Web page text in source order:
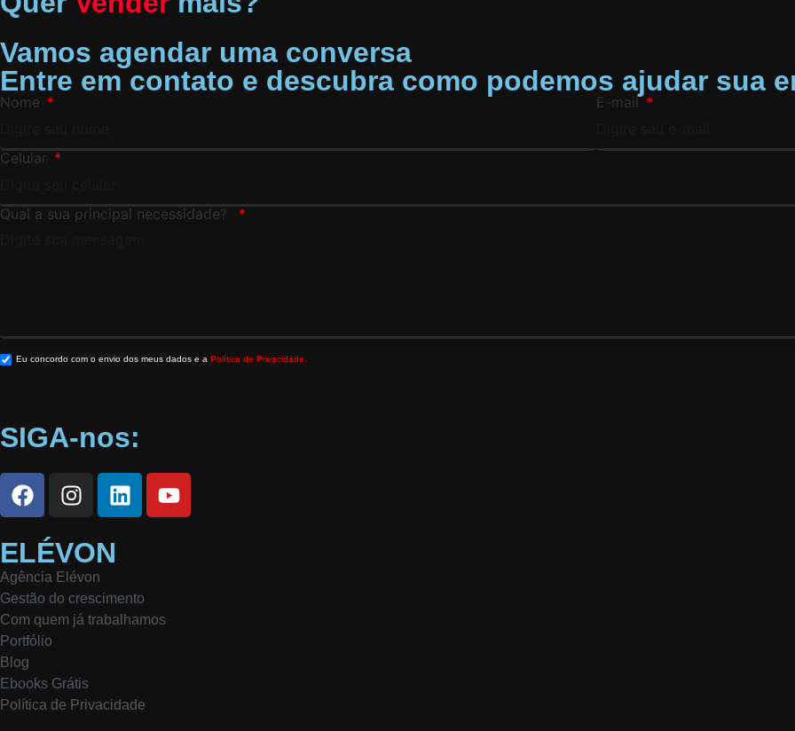
Vamos agendar uma conversa
Entre em contato e descubra como podemos ajudar sua
Nome E-mail
Celular
Qual a sua principal necessidade?
Eu concordo com o envio dos meus dados e a Política de Privacidade.
SIGA-nos:
ELÉVON
Agência Elévon
Gestão do crescimento
Com quem já trabalhamos
Portfólio
Blog
Ebooks Grátis
Política de Privacidade